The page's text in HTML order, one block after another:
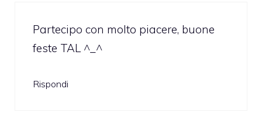
Partecipo con molto piacere, buone
feste TAL ^_^
Rispondi